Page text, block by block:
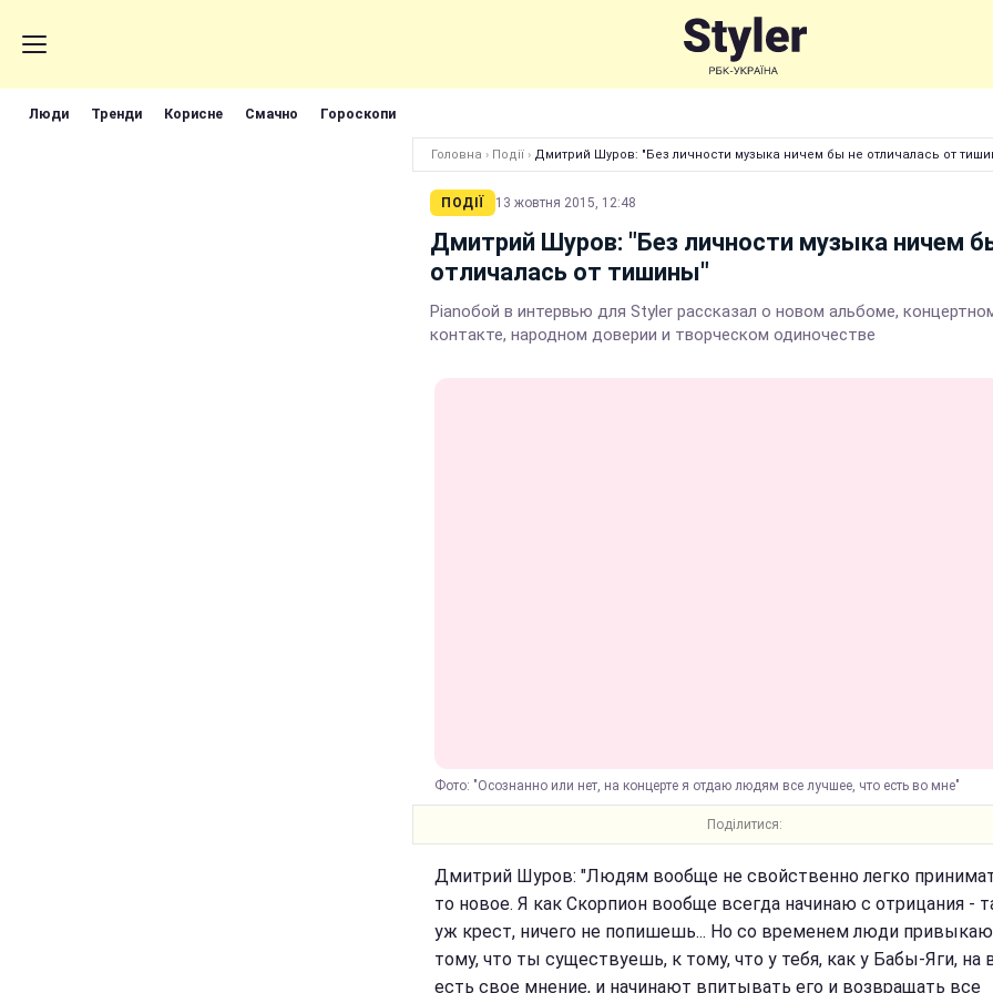
Люди Тренди Корисне Смачно Гороскопи
Головна › Події › Дмитрий Шуров: "Без личности музыка ничем бы не отличалась от
ПОДІЇ 13 жовтня 2015, 12:48
Дмитрий Шуров: "Без личности музыка ничем
отличалась от тишины"
Pianoбой в интервью для Styler рассказал о новом альбоме,
контакте, народном доверии и творческом одиночестве
Фото: "Осознанно или нет, на концерте я отдаю людям все лучшее, что есть во мне"
Поділитися:
Дмитрий Шуров: "Людям вообще не свойственно легко
то новое. Я как Скорпион вообще всегда начинаю с отрицания -
уж крест, ничего не попишешь... Но со временем люди
тому, что ты существуешь, к тому, что у тебя, как у Бабы-Яги, на
есть свое мнение, и начинают впитывать его и возвращать все